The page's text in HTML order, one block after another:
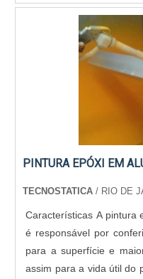
PINTURA EPÓXI EM
TECNOSTATICA / RIO DE
Características A pintura
é responsável por
para a superfície e
assim para a vida útil do